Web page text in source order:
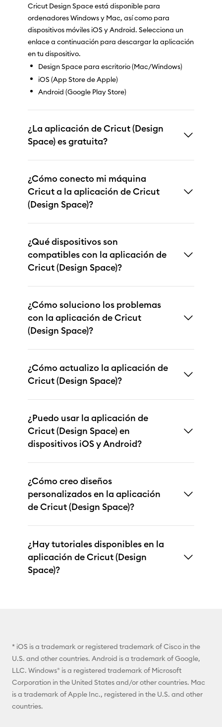
Cricut Design Space está disponible para
ordenadores Windows y Mac, así como para
dispositivos móviles iOS y Android. Selecciona un
enlace a continuación para descargar la aplicación
en tu dispositivo.
Design Space para escritorio (Mac/Windows)
iOS (App Store de Apple)
Android (Google Play Store)
¿La aplicación de Cricut (Design
Space) es gratuita?
¿Cómo conecto mi máquina
Cricut a la aplicación de Cricut
(Design Space)?
¿Qué dispositivos son
compatibles con la aplicación de
Cricut (Design Space)?
¿Cómo soluciono los problemas
con la aplicación de Cricut
(Design Space)?
¿Cómo actualizo la aplicación de
Cricut (Design Space)?
¿Puedo usar la aplicación de
Cricut (Design Space) en
dispositivos iOS y Android?
¿Cómo creo diseños
personalizados en la aplicación
de Cricut (Design Space)?
¿Hay tutoriales disponibles en la
aplicación de Cricut (Design
Space)?
* iOS is a trademark or registered trademark of Cisco in the
U.S. and other countries. Android is a trademark of Google,
LLC. Windows® is a registered trademark of Microsoft
Corporation in the United States and/or other countries. Mac
is a trademark of Apple Inc., registered in the U.S. and other
countries.